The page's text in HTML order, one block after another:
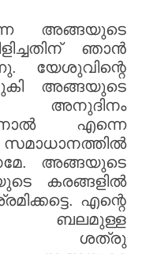
അങ്ങയുടെ
ഞാൻ
യേശുവിന്റെ
അങ്ങയുടെ
അനുദിനം
എന്നെ
അങ്ങയുടെ
കരങ്ങളിൽ
എന്റെ
ബലമുള്ള
ശത്രു